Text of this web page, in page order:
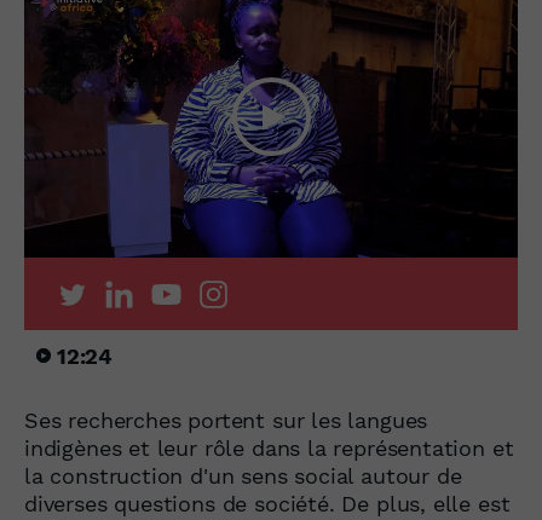
12:24
Ses recherches portent sur les langues
indigènes et leur rôle dans la représentation et
la construction d'un sens social autour de
diverses questions de société. De plus, elle est